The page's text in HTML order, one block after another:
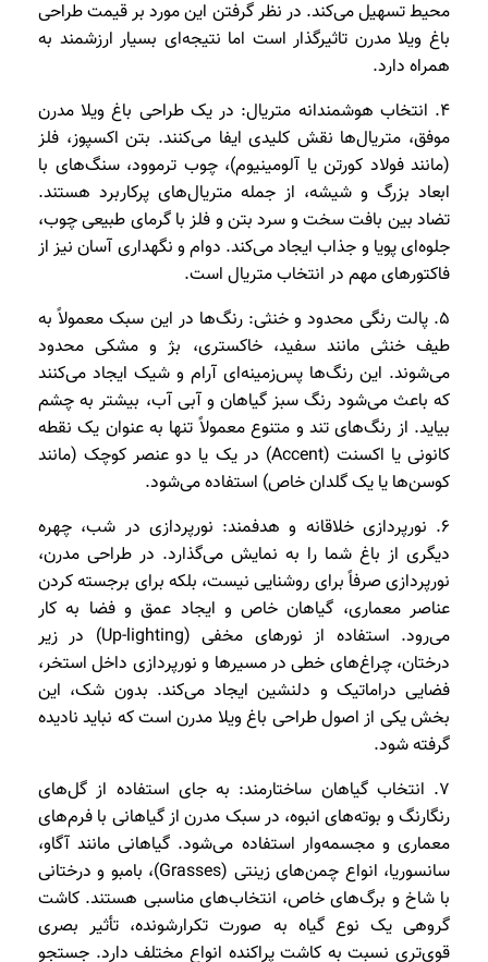
محیط تسهیل می‌کند. در نظر گرفتن این مورد بر قیمت طراحی
باغ ویلا مدرن تاثیرگذار است اما نتیجه‌ای بسیار ارزشمند به
همراه دارد.
4. انتخاب هوشمندانه متریال: در یک طراحی باغ ویلا مدرن
موفق، متریال‌ها نقش کلیدی ایفا می‌کنند. بتن اکسپوز، فلز
(مانند فولاد کورتن یا آلومینیوم)، چوب ترموود، سنگ‌های با
ابعاد بزرگ و شیشه، از جمله متریال‌های پرکاربرد هستند.
تضاد بین بافت سخت و سرد بتن و فلز با گرمای طبیعی چوب،
جلوه‌ای پویا و جذاب ایجاد می‌کند. دوام و نگهداری آسان نیز از
فاکتورهای مهم در انتخاب متریال است.
5. پالت رنگی محدود و خنثی: رنگ‌ها در این سبک معمولاً به
طیف خنثی مانند سفید، خاکستری، بژ و مشکی محدود
می‌شوند. این رنگ‌ها پس‌زمینه‌ای آرام و شیک ایجاد می‌کنند
که باعث می‌شود رنگ سبز گیاهان و آبی آب، بیشتر به چشم
بیاید. از رنگ‌های تند و متنوع معمولاً تنها به عنوان یک نقطه
کانونی یا اکسنت (Accent) در یک یا دو عنصر کوچک (مانند
کوسن‌ها یا یک گلدان خاص) استفاده می‌شود.
6. نورپردازی خلاقانه و هدفمند: نورپردازی در شب، چهره
دیگری از باغ شما را به نمایش می‌گذارد. در طراحی مدرن،
نورپردازی صرفاً برای روشنایی نیست، بلکه برای برجسته کردن
عناصر معماری، گیاهان خاص و ایجاد عمق و فضا به کار
می‌رود. استفاده از نورهای مخفی (Up-lighting) در زیر
درختان، چراغ‌های خطی در مسیرها و نورپردازی داخل استخر،
فضایی دراماتیک و دلنشین ایجاد می‌کند. بدون شک، این
بخش یکی از اصول طراحی باغ ویلا مدرن است که نباید نادیده
گرفته شود.
7. انتخاب گیاهان ساختارمند: به جای استفاده از گل‌های
رنگارنگ و بوته‌های انبوه، در سبک مدرن از گیاهانی با فرم‌های
معماری و مجسمه‌وار استفاده می‌شود. گیاهانی مانند آگاو،
سانسوریا، انواع چمن‌های زینتی (Grasses)، بامبو و درختانی
با شاخ و برگ‌های خاص، انتخاب‌های مناسبی هستند. کاشت
گروهی یک نوع گیاه به صورت تکرارشونده، تأثیر بصری
قوی‌تری نسبت به کاشت پراکنده انواع مختلف دارد. جستجو